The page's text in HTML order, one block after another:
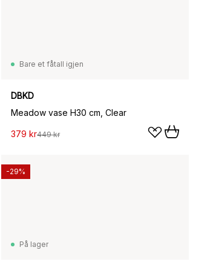
Bare et fåtall igjen
DBKD
Meadow vase H30 cm, Clear
379 kr449 kr
På lager
-29%